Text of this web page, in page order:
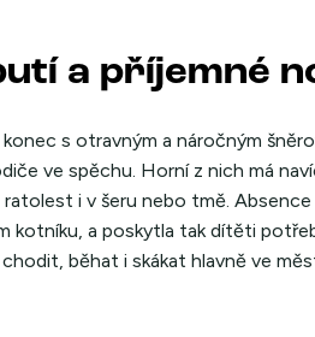
a příjemné
s otravným a náročným
ve spěchu. Horní z nich má
i v šeru nebo tmě.
kotníku, a poskytla tak dítěti
běhat i skákat hlavně ve